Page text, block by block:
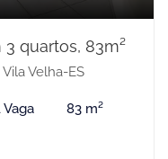
quartos, 83m²
Velha-ES
Vaga 83 m²